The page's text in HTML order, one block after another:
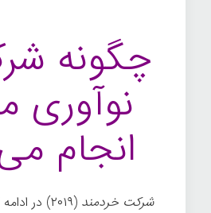
چگونه
نوآوری
شرکت خردمند
(۲۰۱۹) در